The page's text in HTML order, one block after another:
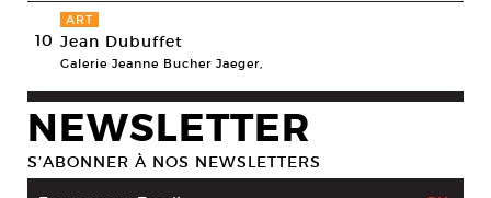
10
ART
Jean Dubuffet
Galerie Jeanne Bucher Jaeger,
NEWSLETTER
S’ABONNER À NOS NEWSLETTERS